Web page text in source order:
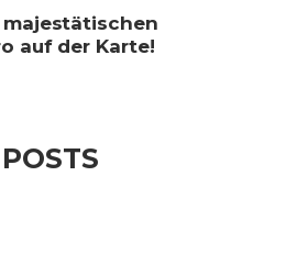
auf der Karte!